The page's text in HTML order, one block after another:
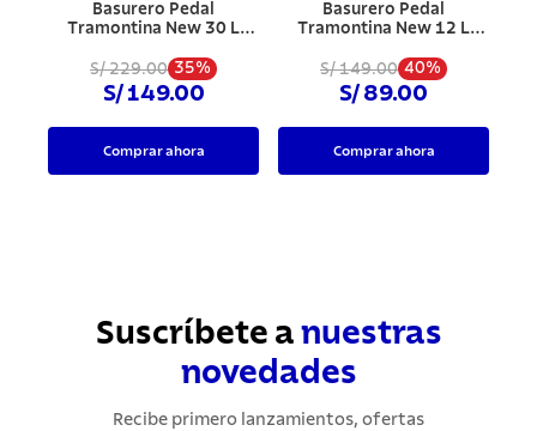
Basurero Pedal
Tramontina New 30 L
S/ 229.00 35%
S/ 149.00
Comprar ahora
Basurero Pedal
Tramontina New 12 L
S/ 149.00 40%
S/ 89.00
Comprar ahora
Suscríbete a nuestras
novedades
Recibe primero lanzamientos, ofertas